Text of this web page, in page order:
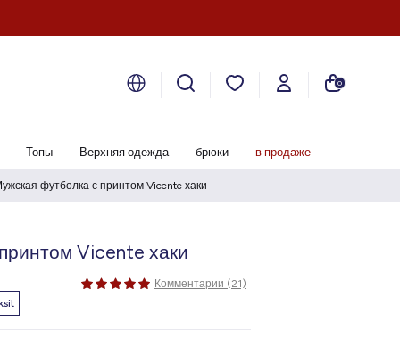
0
Топы Верхняя одежда брюки в продаже
футболка с принтом Vicente хаки
Vicente хаки
Комментарии (21)